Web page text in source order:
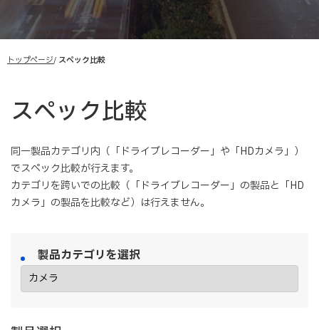
トップページ スペック比較
スペック比較
同一製品カテゴリ内（「ドライブレコーダー」や「HDカメラ」）
でスペック比較が行えます。
カテゴリを跨いでの比較（「ドライブレコーダー」の製品と「HD
カメラ」の製品を比較など）は行えません。
製品カテゴリを選択